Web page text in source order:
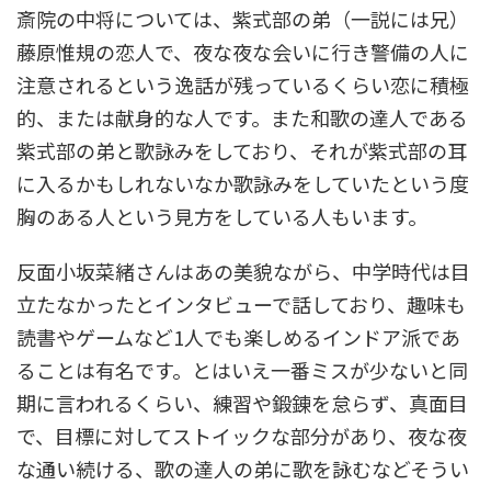
斎院の中将については、紫式部の弟（一説には兄）
藤原惟規の恋人で、夜な夜な会いに行き警備の人に
注意されるという逸話が残っているくらい恋に積極
的、または献身的な人です。また和歌の達人である
紫式部の弟と歌詠みをしており、それが紫式部の耳
に入るかもしれないなか歌詠みをしていたという度
胸のある人という見方をしている人もいます。
反面小坂菜緒さんはあの美貌ながら、中学時代は目
立たなかったとインタビューで話しており、趣味も
読書やゲームなど1人でも楽しめるインドア派であ
ることは有名です。とはいえ一番ミスが少ないと同
期に言われるくらい、練習や鍛錬を怠らず、真面目
で、目標に対してストイックな部分があり、夜な夜
な通い続ける、歌の達人の弟に歌を詠むなどそうい